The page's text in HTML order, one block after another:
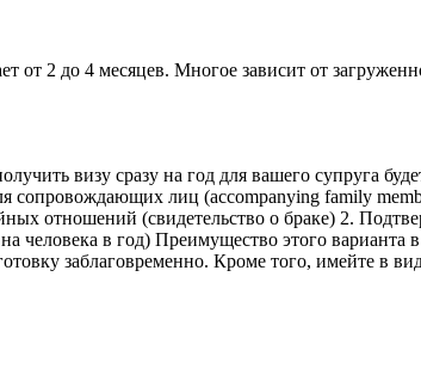
от 2 до 4 месяцев. Многое зависит от
визу сразу на год для вашего супруга
лиц (accompanying family
отношений (свидетельство о браке) 2.
в год) Преимущество этого
заблаговременно. Кроме того, имейте в